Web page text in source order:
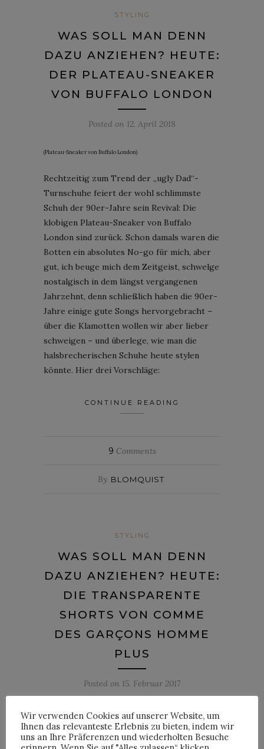
STYLING
WAS SOLL MAN DENN
DAZU ANZIEHEN? HEUTE:
DER PLATEAU-SNEAKER
VON BUFFALO LONDON
Posted on 12. April 2018
(Plateau-Sneaker von Buffalo London)
Rechtzeitig zum Trend der „ugly Dad“-
Turnschuhe feiert der wohl schlimmste
Schuh der 90er-Jahre sein Revival: Die
klobigen Plateau-Sneaker von Buffalo
London sind zurück. Schon damals waren die
Botten ein absolutes No-go für mich, aber
gut, ich beuge mich dem Zeitgeist, schwelge
nostalgisch in dem längst vergangenen
Jahrzehnt, denn schließlich haben die 90er-
Jahre einige gute Songs hervorgebracht –
über die Klamotten wollen wir aber lieber
schweigen – und überlege, wie man die
halsbrecherischen Schuhe heute stylen
könnte. Hier drei Vorschläge:
CONTINUE READING
9 Comments
By BLOMQUIST
STYLING
WAS SOLL MAN DENN
DAZU ANZIEHEN? HEUTE:
DIE TRANSPARENTE
SHORTS VON COMME
DES GARÇONS HOMME
PLUS
Posted on 15. Februar 2017
Beim Stöbern durch den Onlineshop
Farfetch bin ich gerade über diese, nun ja,
sehrinteressanteShorts aus der Kollektion
Wir verwenden Cookies auf unserer Website, um
Ihnen das relevanteste Erlebnis zu bieten, indem wir
uns an Ihre Präferenzen und wiederholten Besuche